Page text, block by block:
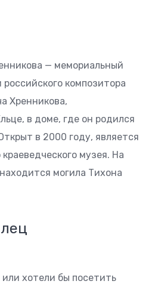
— мемориальный
российского композитора
Хренникова,
в доме, где он родился
в 2000 году, является
музея. На
могила Тихона
хотели бы посетить